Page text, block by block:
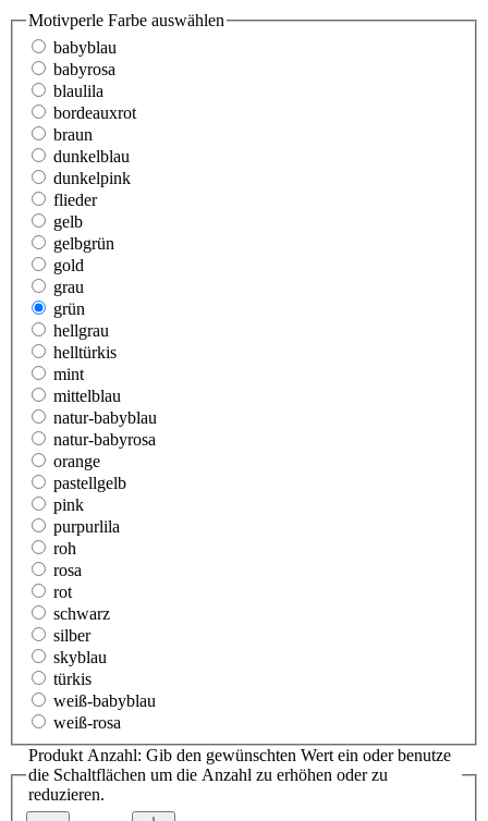
Motivperle Farbe auswählen
babyblau
babyrosa
blaulila
bordeauxrot
braun
dunkelblau
dunkelpink
flieder
gelb
gelbgrün
gold
grau
grün
hellgrau
helltürkis
mint
mittelblau
natur-babyblau
natur-babyrosa
orange
pastellgelb
pink
purpurlila
roh
rosa
rot
schwarz
silber
skyblau
türkis
weiß-babyblau
weiß-rosa
Produkt Anzahl: Gib den gewünschten Wert ein oder benutze
die Schaltflächen um die Anzahl zu erhöhen oder zu
reduzieren.